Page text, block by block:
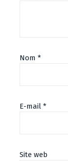
Nom *
E-mail *
Site web